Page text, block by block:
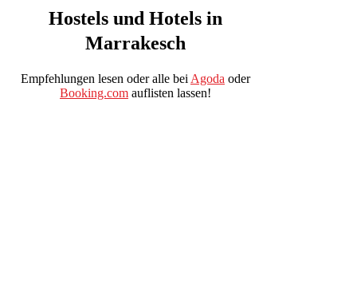
Hostels und Hotels in
Marrakesch
Empfehlungen lesen oder alle bei Agoda oder
Booking.com auflisten lassen!